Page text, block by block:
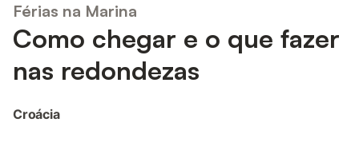
Férias na Marina
Como chegar e o que fazer
nas redondezas
Croácia